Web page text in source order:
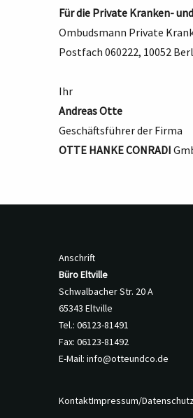
Für die Private Kranken-
Ombudsmann Private
Postfach 060222, 10052
Ihr
Andreas Otte
Geschäftsführer der Firma
OTTE HANKE CONRADI
Anschrift
Büro Eltville
Schwalbacher Str. 20 A
65343 Eltville
Tel.: 06123-81491
Fax: 06123-81492
E-Mail: info@otteundco.de
KontaktImpressum/